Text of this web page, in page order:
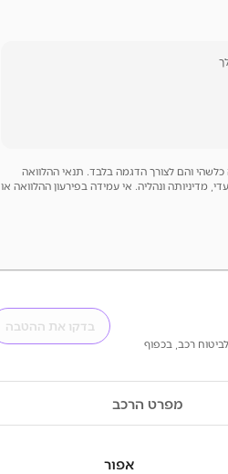
כלשהי והם לצורך הדגמה בלבד. תנאי ההלוואה
מדיניותה ונהליה. אי עמידה בפירעון ההלוואה או
בדקו את ההטבה
רכב, בכפוף
מפרט הרכב
אפור